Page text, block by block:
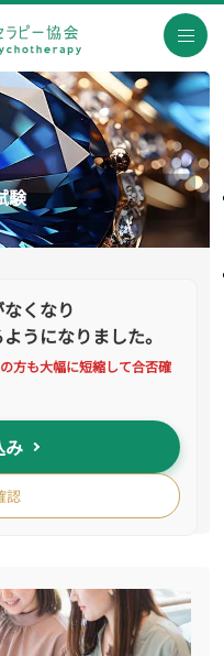
験
くなり
うになりました。
方も大幅に短縮して合否確
み
認